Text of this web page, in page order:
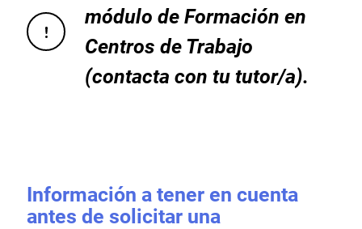
módulo de Formación en
Centros de Trabajo
(contacta con tu tutor/a).
Información a tener en cuenta
antes de solicitar una